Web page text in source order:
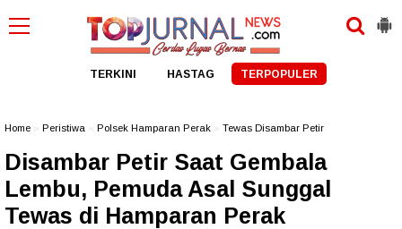
TERKINI HASTAG TERPOPULER
Home Peristiwa Polsek Hamparan Perak Tewas Disambar Petir
Disambar Petir Saat Gembala
Lembu, Pemuda Asal Sunggal
Tewas di Hamparan Perak